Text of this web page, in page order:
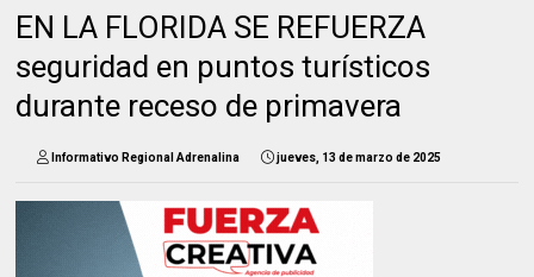
EN LA FLORIDA SE REFUERZA
seguridad en puntos turísticos
durante receso de primavera
Informativo Regional Adrenalina jueves, 13 de marzo de 2025